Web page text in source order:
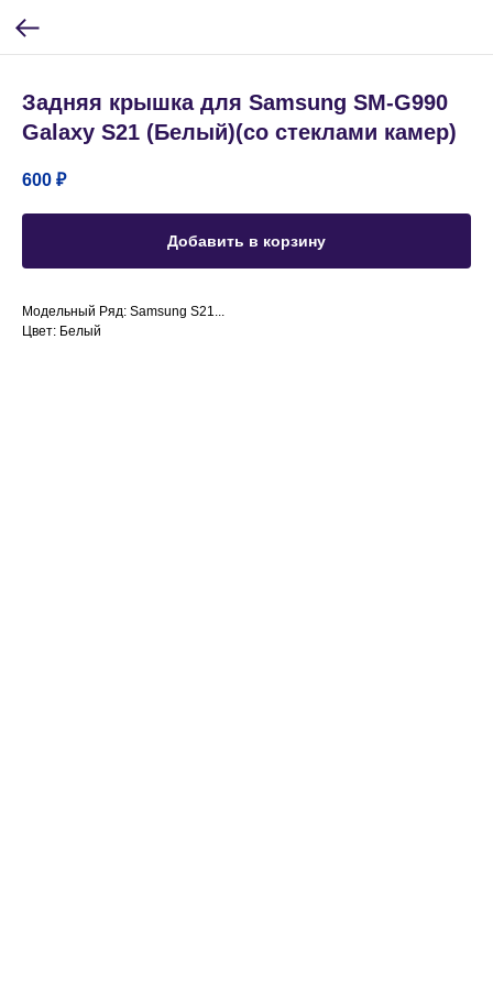
Задняя крышка для Samsung SM-G990
Galaxy S21 (Белый)(со стеклами камер)
600 ₽
Добавить в корзину
Модельный Ряд: Samsung S21...
Цвет: Белый